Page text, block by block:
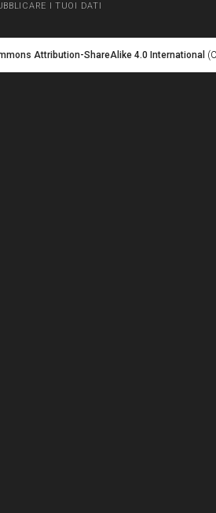
I TUOI DATI
Attribution-ShareAlike 4.0 International